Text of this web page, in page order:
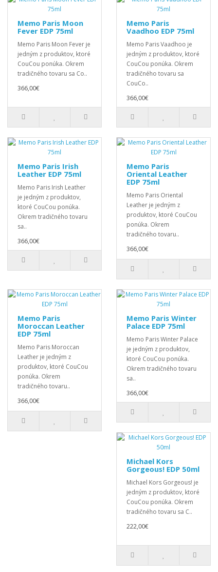
Memo Paris Moon
Fever EDP 75ml
Memo Paris Moon Fever je
jedným z produktov, ktoré
CouCou ponúka. Okrem
tradičného tovaru sa Co..
366,00€
Memo Paris
Vaadhoo EDP 75ml
Memo Paris Vaadhoo je
jedným z produktov, ktoré
CouCou ponúka. Okrem
tradičného tovaru sa
CouCo..
366,00€
Memo Paris Irish
Leather EDP 75ml
Memo Paris Irish Leather
je jedným z produktov,
ktoré CouCou ponúka.
Okrem tradičného tovaru
sa..
366,00€
Memo Paris
Oriental Leather
EDP 75ml
Memo Paris Oriental
Leather je jedným z
produktov, ktoré CouCou
ponúka. Okrem
tradičného tovaru..
366,00€
Memo Paris
Moroccan Leather
EDP 75ml
Memo Paris Moroccan
Leather je jedným z
produktov, ktoré CouCou
ponúka. Okrem
tradičného tovaru..
366,00€
Memo Paris Winter
Palace EDP 75ml
Memo Paris Winter Palace
je jedným z produktov,
ktoré CouCou ponúka.
Okrem tradičného tovaru
sa..
366,00€
Michael Kors
Gorgeous! EDP 50ml
Michael Kors Gorgeous! je
jedným z produktov, ktoré
CouCou ponúka. Okrem
tradičného tovaru sa C..
222,00€